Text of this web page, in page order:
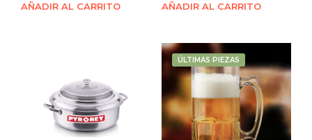
AÑADIR AL CARRITO
AÑADIR AL CARRITO
ÚLTIMAS PIEZAS